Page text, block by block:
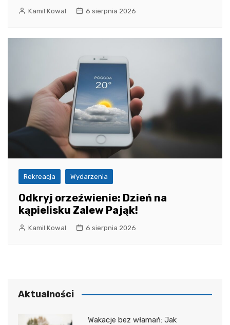
Kamil Kowal 6 sierpnia 2026
Rekreacja Wydarzenia
Odkryj orzeźwienie: Dzień na
kąpielisku Zalew Pająk!
Kamil Kowal 6 sierpnia 2026
Aktualności
Wakacje bez włamań: Jak